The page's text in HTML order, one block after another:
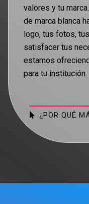
valores y tu
de marca blanca
logo, tus fotos,
satisfacer tus
estamos
para tu institución.
¿POR QUÉ